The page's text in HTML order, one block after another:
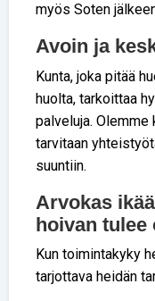
myös Soten
Avoin ja
Kunta, joka pitää
huolta, tarkoittaa
palveluja.
tarvitaan
suuntiin.
Arvokas
hoivan tulee
Kun toimintakyky
tarjottava heidän